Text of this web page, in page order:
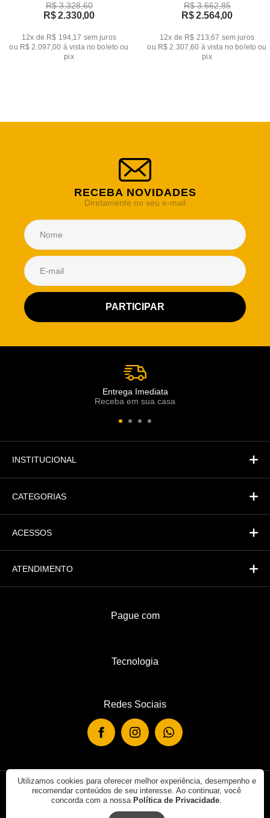
R$ 3.328,60
R$ 2.330,00
12x de R$ 194,17 sem juros
ou R$ 2.097,00 à vista no boleto ou
pix
R$ 3.662,85
R$ 2.564,00
12x de R$ 213,67 sem juros
ou R$ 2.307,60 à vista no boleto ou
pix
RECEBA NOVIDADES
Diretamente no seu e-mail
Entrega Imediata
Receba em sua casa
INSTITUCIONAL
CATEGORIAS
ACESSOS
ATENDIMENTO
Pague com
Tecnologia
Redes Sociais
© 2019 - Rei de Casa. Todos os direitos reservados.
Atendimento Rei de Casa
Utilizamos cookies para oferecer melhor experiência, desempenho e
recomendar conteúdos de seu interesse. Ao continuar, você
concorda com a nossa Política de Privacidade.